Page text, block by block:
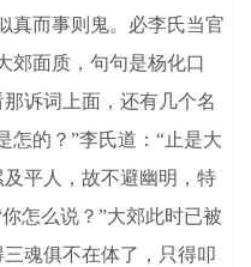
而事则鬼。必李氏当官
郊面质，句句是杨化口
诉词上面，还有几个名
怎的？”李氏道：“止是大
平人，故不避幽明，特
怎么说？”大郊此时已被
魂俱不在体了，只得叩